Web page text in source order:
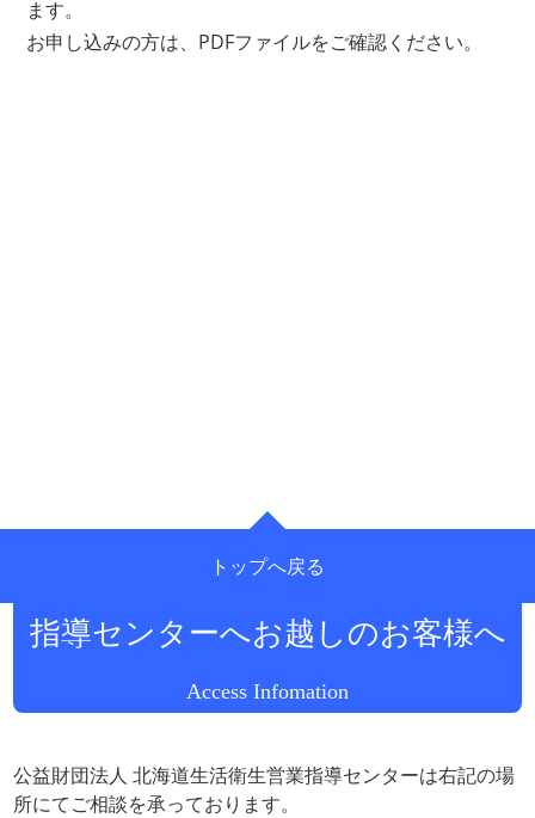
ます。
お申し込みの方は、PDFファイルをご確認ください。
トップへ戻る
指導センターへお越しのお客様へ
Access Infomation
公益財団法人 北海道生活衛生営業指導センターは右記の場
所にてご相談を承っております。